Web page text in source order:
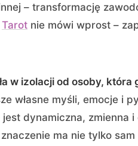
– transformację
Tarot nie mówi wprost –
w izolacji od osoby, która
własne myśli, emocje i
dynamiczna, zmienna
ma nie tylko